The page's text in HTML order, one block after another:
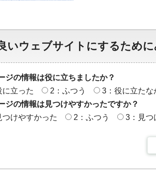
いウェブサイトにするため
ジの情報は役に立ちましたか？
に立った
2：ふつう
3：役に立たな
ジの情報は見つけやすかったですか？
つけやすかった
2：ふつう 3：見つ